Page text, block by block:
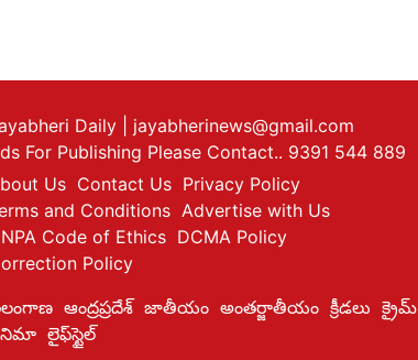
Daily
| jayabherinews@gmail.com
For Publishing Please Contact.. 9391 544 889
Us Contact Us Privacy Policy
and Conditions Advertise with Us
Code of Ethics DCMA Policy
Policy
ఆంద్రప్రదేశ్ జాతీయం అంతర్జాతీయం క్రీడలు క్రైమ్
లైఫ్‌స్టైల్